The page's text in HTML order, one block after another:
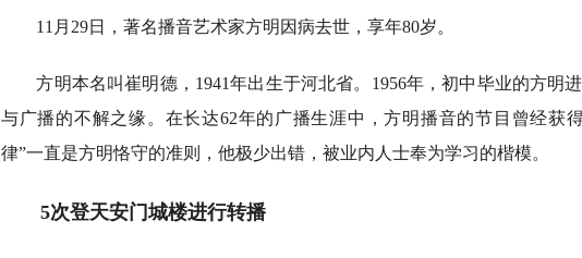
11月29日，著名播音艺术家方明因病去世，享年80岁。
方明本名叫崔明德，1941年出生于河北省。1956年，初中毕业的方明
与广播的不解之缘。在长达62年的广播生涯中，方明播音的节目曾经获
律”一直是方明恪守的准则，他极少出错，被业内人士奉为学习的楷模。
5次登天安门城楼进行转播